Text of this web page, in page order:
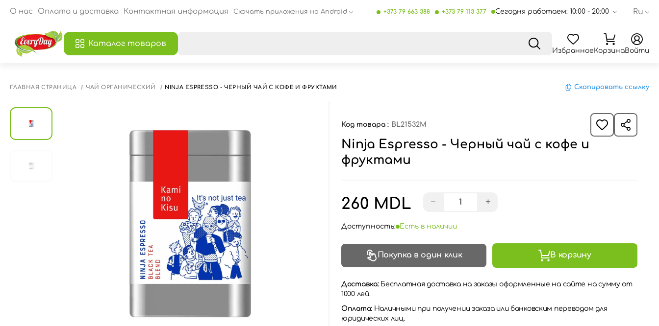
О нас Оплата и доставка Контактная информация Скачать приложения на Android +373 79 663 388 +373 79 113 377 Сегодня работаем: 10:00 - 20:00 Ru
Каталог товаров
ИзбранноеКорзинаВойти
ГЛАВНАЯ СТРАНИЦА ЧАЙ ОРГАНИЧЕСКИЙ NINJA ESPRESSO - ЧЕРНЫЙ ЧАЙ С КОФЕ И ФРУКТАМИ Скопировать ссылку
Код товара : BL21532M
Ninja Espresso - Черный чай с кофе и
фруктами
260 MDL − +
Доступность: Есть в наличии
Покупка в один клик В корзину
Доставка: Бесплатная доставка на заказы оформленные на сайте на сумму от
1000 лей.
Оплата: Наличными при получении заказа или банковским переводом для
юридических лиц.